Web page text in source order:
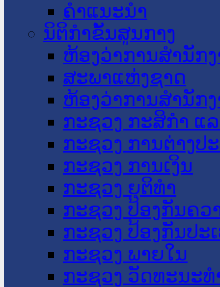
ຄໍາແນະນໍາ
ນິຕິກໍາຂັ້ນສູນກາງ
ຫ້ອງວ່າການສໍານັກ
ສະພາແຫ່ງຊາດ
ຫ້ອງວ່າການສຳນັກ
ກະຊວງ ກະສິກຳ ແ
ກະຊວງ ການຕ່າງປ
ກະຊວງ ການເງິນ
ກະຊວງ ຍຸຕິທໍາ
ກະຊວງ ປ້ອງກັນຄວ
ກະຊວງ ປ້ອງກັນປະ
ກະຊວງ ພາຍໃນ
ກະຊວງ ວັດທະນະ